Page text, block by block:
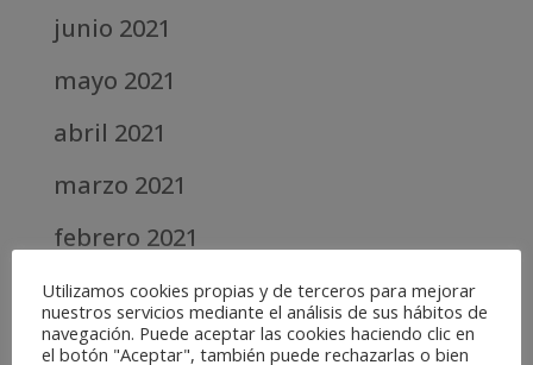
junio 2021
mayo 2021
abril 2021
marzo 2021
febrero 2021
diciembre 2020
abril 2020
Utilizamos cookies propias y de terceros para mejorar
nuestros servicios mediante el análisis de sus hábitos de
navegación. Puede aceptar las cookies haciendo clic en
el botón "Aceptar", también puede rechazarlas o bien